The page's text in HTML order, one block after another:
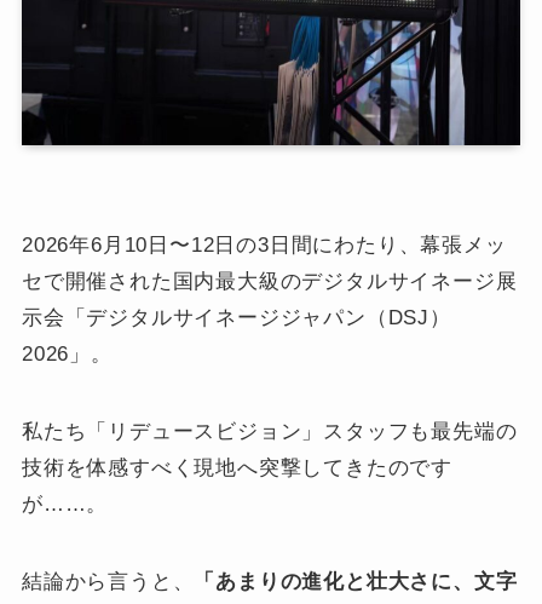
2026年6月10日〜12日の3日間にわたり、幕張メッ
セで開催された国内最大級のデジタルサイネージ展
示会「デジタルサイネージジャパン（DSJ）
2026」。
私たち「リデュースビジョン」スタッフも最先端の
技術を体感すべく現地へ突撃してきたのです
が……。
結論から言うと、
「あまりの進化と壮大さに、文字